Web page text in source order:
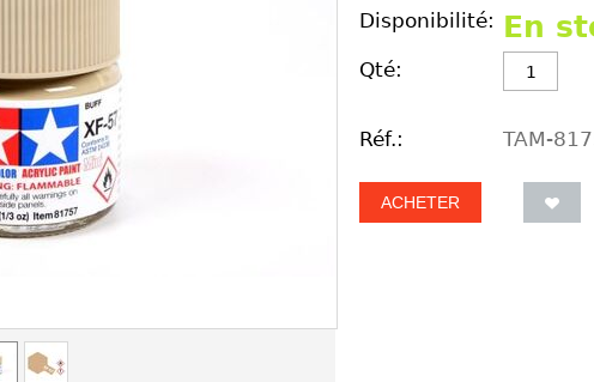
Disponibilité: En
Qté:
Réf.: TAM-
ACHETER